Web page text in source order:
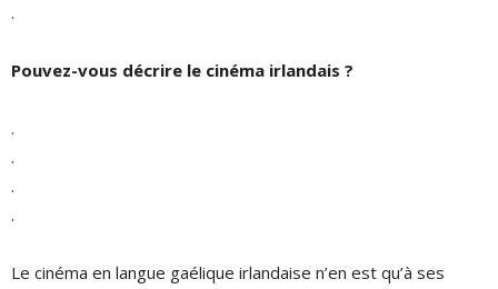
.
Pouvez-vous décrire le cinéma irlandais ?
.
.
.
.
Le cinéma en langue gaélique irlandaise n’en est qu’à ses